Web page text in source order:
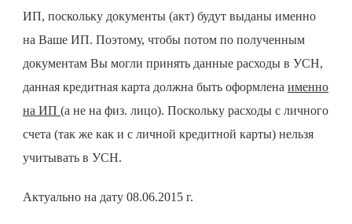
ИП, поскольку документы (акт) будут выданы именно
на Ваше ИП. Поэтому, чтобы потом по полученным
документам Вы могли принять данные расходы в УСН,
данная кредитная карта должна быть оформлена именно
на ИП (а не на физ. лицо). Поскольку расходы с личного
счета (так же как и с личной кредитной карты) нельзя
учитывать в УСН.
Актуально на дату 08.06.2015 г.